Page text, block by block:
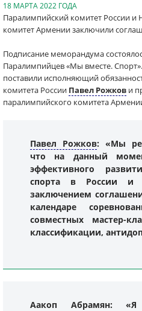
18 МАРТА 2022 ГОДА
Паралимпийский комитет России
комитет Армении заключили
Подписание меморандума
Паралимпийцев «Мы вместе.
поставили исполняющий
комитета России Павел Рожков и
паралимпийского комитета
Павел Рожков: «Мы
что на данный
эффективного
спорта в России и
заключением
календаре
совместных мастер-
классификации,
Аакоп Абрамян: